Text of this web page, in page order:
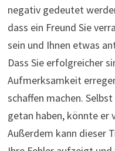
negativ gedeutet
dass ein Freund Sie
sein und Ihnen etwas
Dass Sie erfolgreicher
Aufmerksamkeit
schaffen machen.
getan haben, könnte er
Außerdem kann dieser